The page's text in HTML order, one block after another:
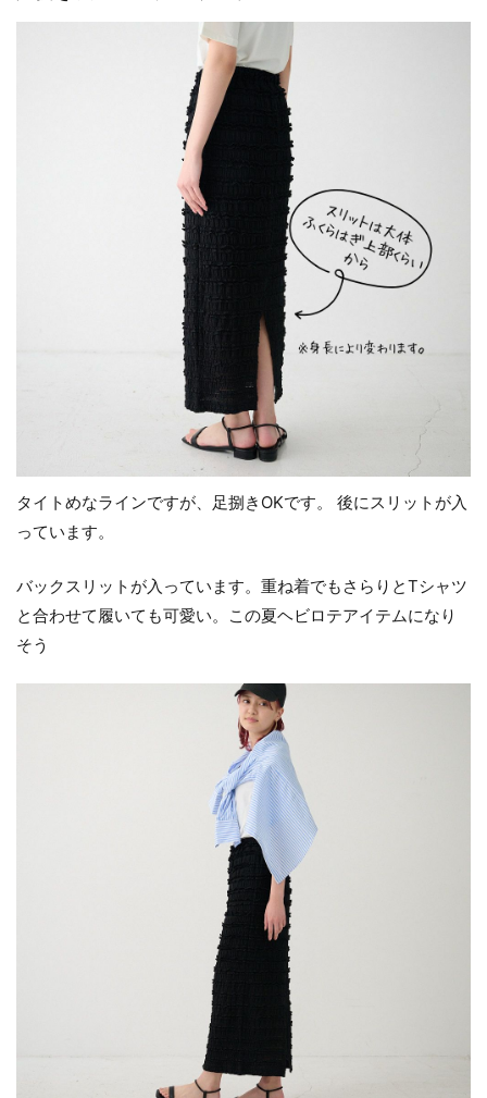
タイトめなラインですが、足捌きOKです。 後にスリットが入
っています。
バックスリットが入っています。重ね着でもさらりとTシャツ
と合わせて履いても可愛い。この夏ヘビロテアイテムになり
そう